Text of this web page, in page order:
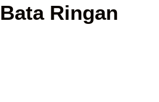
Bata Ringan